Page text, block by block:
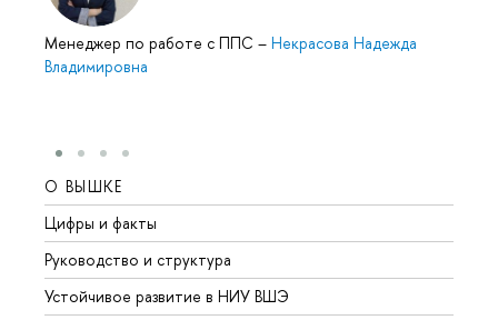
Менеджер по работе с ППС – Некрасова Надежда
Владимировна
О ВЫШКЕ
Цифры и факты
Руководство и структура
Устойчивое развитие в НИУ ВШЭ